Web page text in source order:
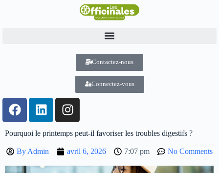
Contactez-nous
Connectez-vous
Pourquoi le printemps peut-il favoriser les troubles digestifs ?
By Admin avril 6, 2026 7:07 pm No Comments